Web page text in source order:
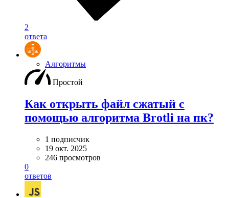
2
ответа
Алгоритмы
Простой
Как открыть файл сжатый с
помощью алгоритма Brotli на пк?
1 подписчик
19 окт. 2025
246 просмотров
0
ответов